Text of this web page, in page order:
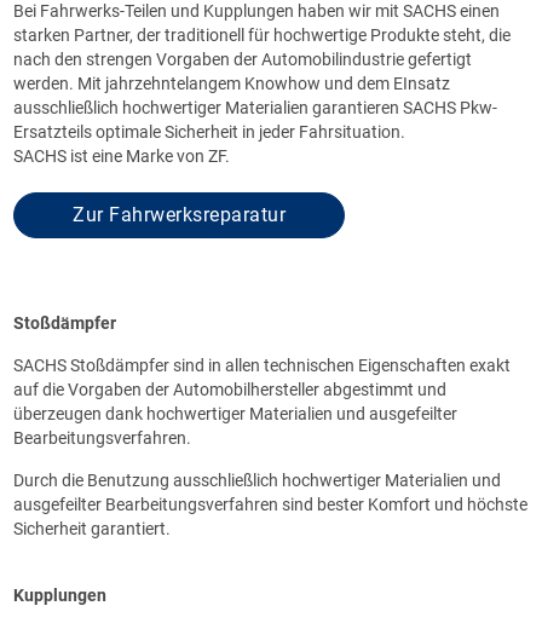
Bei Fahrwerks-Teilen und Kupplungen haben wir mit SACHS einen
starken Partner, der traditionell für hochwertige Produkte steht, die
nach den strengen Vorgaben der Automobilindustrie gefertigt
werden. Mit jahrzehntelangem Knowhow und dem EInsatz
ausschließlich hochwertiger Materialien garantieren SACHS Pkw-
Ersatzteils optimale Sicherheit in jeder Fahrsituation.
SACHS ist eine Marke von ZF.
Zur Fahrwerksreparatur
Stoßdämpfer
SACHS Stoßdämpfer sind in allen technischen Eigenschaften exakt
auf die Vorgaben der Automobilhersteller abgestimmt und
überzeugen dank hochwertiger Materialien und ausgefeilter
Bearbeitungsverfahren.
Durch die Benutzung ausschließlich hochwertiger Materialien und
ausgefeilter Bearbeitungsverfahren sind bester Komfort und höchste
Sicherheit garantiert.
Kupplungen